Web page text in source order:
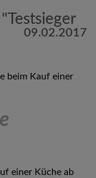
09.02.2017
beim Kauf einer
einer Küche ab